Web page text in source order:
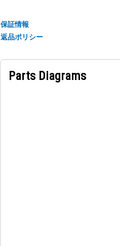
保証情報
返品ポリシー
Parts Diagrams